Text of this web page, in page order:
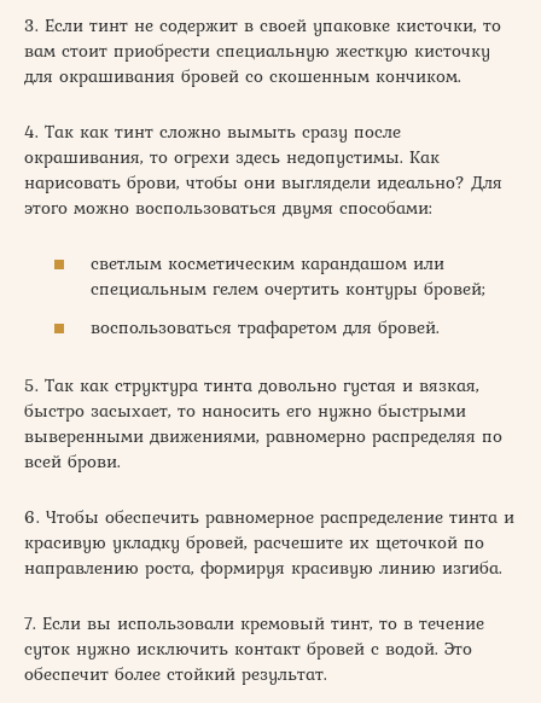
3. Если тинт не содержит в своей упаковке кисточки, то
вам стоит приобрести специальную жесткую кисточку
для окрашивания бровей со скошенным кончиком.
4. Так как тинт сложно вымыть сразу после
окрашивания, то огрехи здесь недопустимы. Как
нарисовать брови, чтобы они выглядели идеально? Для
этого можно воспользоваться двумя способами:
светлым косметическим карандашом или
специальным гелем очертить контуры бровей;
воспользоваться трафаретом для бровей.
5. Так как структура тинта довольно густая и вязкая,
быстро засыхает, то наносить его нужно быстрыми
выверенными движениями, равномерно распределяя по
всей брови.
6. Чтобы обеспечить равномерное распределение тинта и
красивую укладку бровей, расчешите их щеточкой по
направлению роста, формируя красивую линию изгиба.
7. Если вы использовали кремовый тинт, то в течение
суток нужно исключить контакт бровей с водой. Это
обеспечит более стойкий результат.